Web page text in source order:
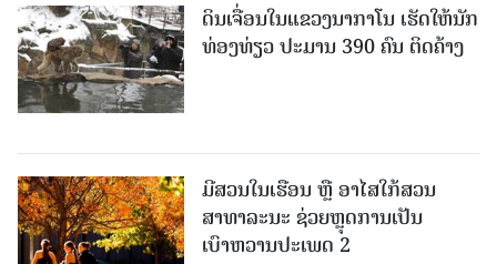
ດິນເຈື່ອນໃນແຂວງນາກາໂນ ເຮັດໃຫ້ນັກ
ທ່ອງທ່ຽວ ປະມານ 390 ຄົນ ຕິດຄ້າງ
ມີສວນໃນເຮືອນ ຫຼື ອາໄສໃກ້ສວນ
ສາທາລະນະ ຊ່ວຍຫຼຸດການເປັນ
ເບົາຫວານປະເພດ 2